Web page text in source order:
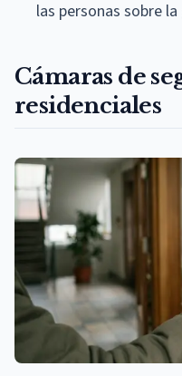
las personas sobre
Cámaras de
residenciales